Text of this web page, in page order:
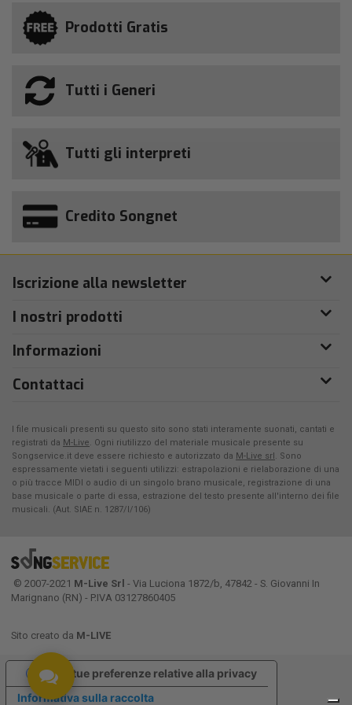
Prodotti Gratis
Tutti i Generi
Tutti gli interpreti
Credito Songnet
Iscrizione alla newsletter
I nostri prodotti
Informazioni
Contattaci
I file musicali presenti su questo sito sono stati interamente suonati, cantati e
registrati da M-Live. Ogni riutilizzo del materiale musicale presente su
Songservice.it deve essere richiesto e autorizzato da M-Live srl . Sono
espressamente vietati i seguenti utilizzi: estrapolazioni e rielaborazione di una
o più tracce MIDI o audio di un singolo brano musicale, registrazione di una
base musicale o parte di essa, estrazione del testo presente all'interno dei file
musicali. (Aut. SIAE n. 1287/I/106)
© 2007-2021 M-Live Srl - Via Luciona 1872/b, 47842 - S. Giovanni In
Marignano (RN) - P.IVA 03127860405
Sito creato da M-LIVE
Informativa sulla raccolta
Le tue preferenze relative alla privacy